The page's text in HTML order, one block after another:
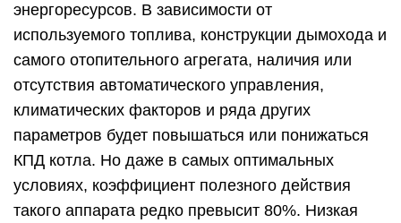
энергоресурсов. В зависимости от
используемого топлива, конструкции дымохода и
самого отопительного агрегата, наличия или
отсутствия автоматического управления,
климатических факторов и ряда других
параметров будет повышаться или понижаться
КПД котла. Но даже в самых оптимальных
условиях, коэффициент полезного действия
такого аппарата редко превысит 80%. Низкая